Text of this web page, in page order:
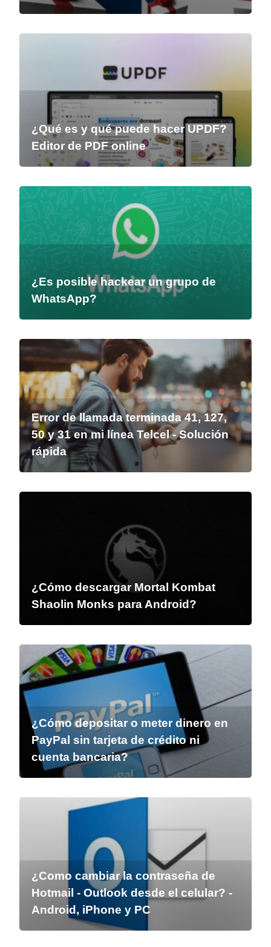
¿Qué es y qué puede hacer UPDF?
Editor de PDF online
¿Es posible hackear un grupo de
WhatsApp?
Error de llamada terminada 41, 127,
50 y 31 en mi línea Telcel - Solución
rápida
¿Cómo descargar Mortal Kombat
Shaolin Monks para Android?
¿Cómo depositar o meter dinero en
PayPal sin tarjeta de crédito ni
cuenta bancaria?
¿Como cambiar la contraseña de
Hotmail - Outlook desde el celular? -
Android, iPhone y PC